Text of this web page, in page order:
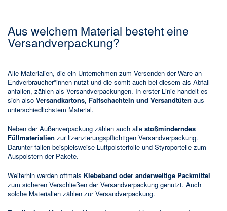
Aus welchem Material besteht eine
Versandverpackung?
Alle Materialien, die ein Unternehmen zum Versenden der Ware an
Endverbraucher*innen nutzt und die somit auch bei diesem als Abfall
anfallen, zählen als Versandverpackungen. In erster Linie handelt es
sich also Versandkartons, Faltschachteln und Versandtüten aus
unterschiedlichstem Material.
Neben der Außenverpackung zählen auch alle stoßminderndes
Füllmaterialien zur lizenzierungspflichtigen Versandverpackung.
Darunter fallen beispielsweise Luftpolsterfolie und Styroporteile zum
Auspolstern der Pakete.
Weiterhin werden oftmals Klebeband oder anderweitige Packmittel
zum sicheren Verschließen der Versandverpackung genutzt. Auch
solche Materialien zählen zur Versandverpackung.